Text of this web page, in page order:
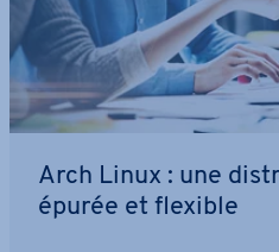
Arch Linux : une
épurée et flexible